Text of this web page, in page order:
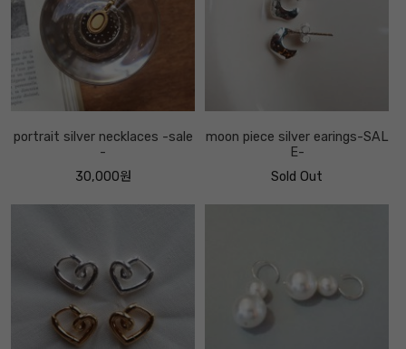
portrait silver necklaces -sale
-
30,000원
moon piece silver earings-SAL
E-
Sold Out